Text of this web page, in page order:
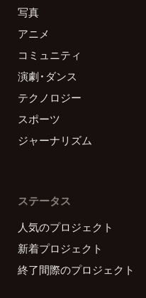
写真
アニメ
コミュニティ
演劇・ダンス
テクノロジー
スポーツ
ジャーナリズム
ステータス
人気のプロジェクト
新着プロジェクト
終了間際のプロジェクト